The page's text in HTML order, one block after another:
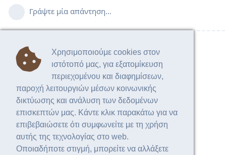
Χρησιμοποιούμε cookies στον
ιστότοπό μας, για εξατομίκευση
περιεχομένου και διαφημίσεων,
παροχή λειτουργιών μέσων κοινωνικής
δικτύωσης και ανάλυση των δεδομένων
επισκεπτών μας. Κάντε κλικ παρακάτω για να
επιβεβαιώσετε ότι συμφωνείτε με τη χρήση
αυτής της τεχνολογίας στο web.
Οποιαδήποτε στιγμή, μπορείτε να αλλάξετε
Γράψτε μία απάντηση...